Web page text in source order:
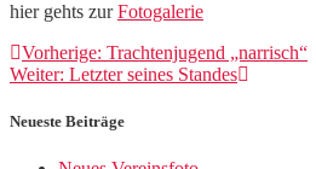
hier gehts zurFotogalerie
Beitragsnavigation
Vorherige: Vorheriger
Beitrag:
Trachtenjugend „narrisch“
Weiter: Nächster
Letzter seines Standes
Neueste Beiträge